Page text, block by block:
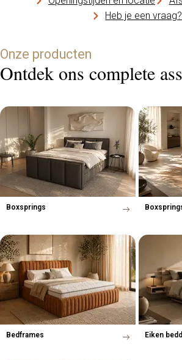
Heb je een vraag?
Onze producten
Ontdek ons complete
Boxsprings
Bedframes Eiken